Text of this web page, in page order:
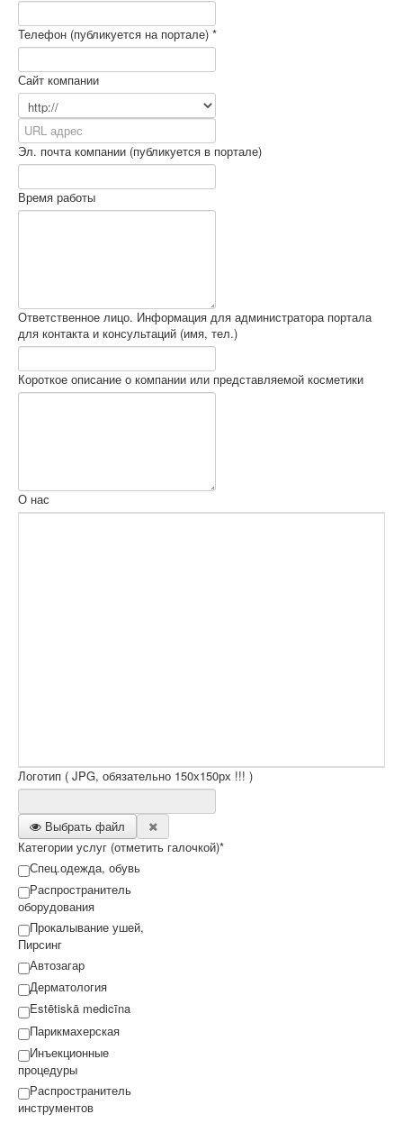
Телeфон (публикуется на портале) *
Сайт компании
Эл. почта компании (публикуется в портале)
Время работы
Ответственное лицо. Информация для администратора портала
для контакта и консультаций (имя, тел.)
Короткое описание о компании или представляемой косметики
О нас
Логотип ( JPG, обязательно 150х150рх !!! )
Выбрать файл
Категории услуг (отметить галочкой)*
Спец.одежда, обувь
Распространитель
оборудования
Прокалывание ушей,
Пирсинг
Автозагар
Дерматология
Estētiskā medicīna
Парикмахерская
Инъекционные
процедуры
Распространитель
инструментов